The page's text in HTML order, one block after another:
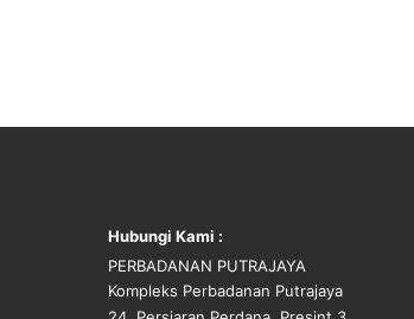
Hubungi Kami :
PERBADANAN PUTRAJAYA
Kompleks Perbadanan Putrajaya